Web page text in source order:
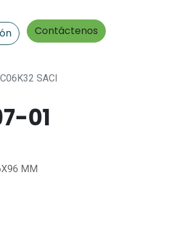
Contáctenos
SACI
01
MM